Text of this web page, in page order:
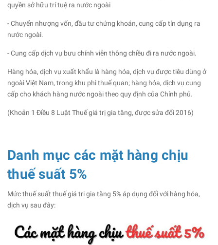
quyền sở hữu trí tuệ ra nước ngoài
- Chuyển nhượng vốn, đầu tư chứng khoán, cung cấp tín dụng ra
nước ngoài.
- Cung cấp dịch vụ bưu chính viễn thông chiều đi ra nước ngoài.
Hàng hóa, dịch vụ xuất khẩu là hàng hóa, dịch vụ được tiêu dùng ở
ngoài Việt Nam, trong khu phi thuế quan; hàng hóa, dịch vụ cung
cấp cho khách hàng nước ngoài theo quy định của Chính phủ.
(Khoản 1 Điều 8 Luật Thuế giá trị gia tăng, được sửa đổi 2016)
Danh mục các mặt hàng chịu
thuế suất 5%
Mức thuế suất thuế giá trị gia tăng 5% áp dụng đối với hàng hóa,
dịch vụ sau đây: